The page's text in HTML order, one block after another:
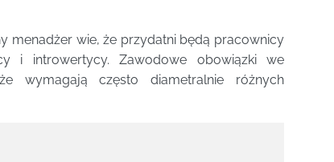
menadżer wie, że przydatni będą pracownicy
i introwertycy. Zawodowe obowiązki we
wymagają często diametralnie różnych